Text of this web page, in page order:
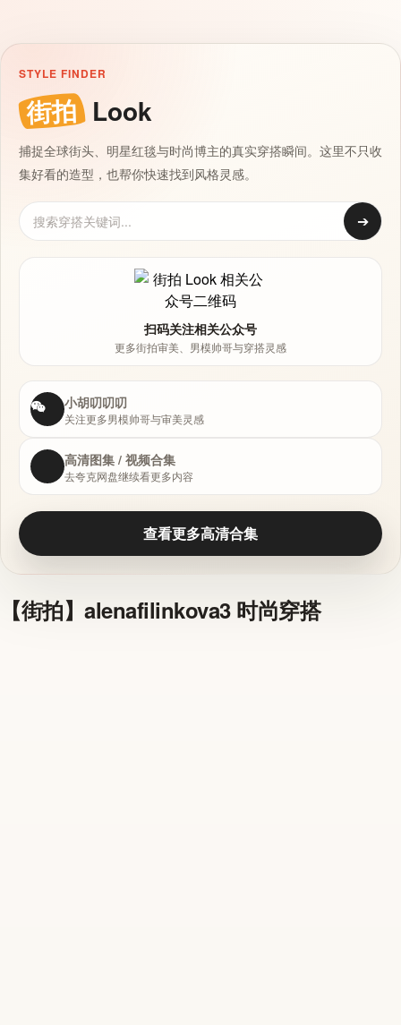
STYLE FINDER
街拍 Look
捕捉全球街头、明星红毯与时尚博主的真实穿搭瞬间。这里不只收
集好看的造型，也帮你快速找到风格灵感。
➔
扫码关注相关公众号
更多街拍审美、男模帅哥与穿搭灵感
小胡叨叨叨
关注更多男模帅哥与审美灵感
高清图集 / 视频合集
去夸克网盘继续看更多内容
查看更多高清合集
【街拍】alenafilinkova3 时尚穿搭